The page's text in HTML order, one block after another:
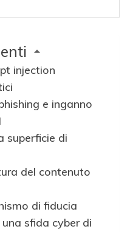
injection
e inganno
superficie di
del contenuto
di fiducia
sfida cyber di